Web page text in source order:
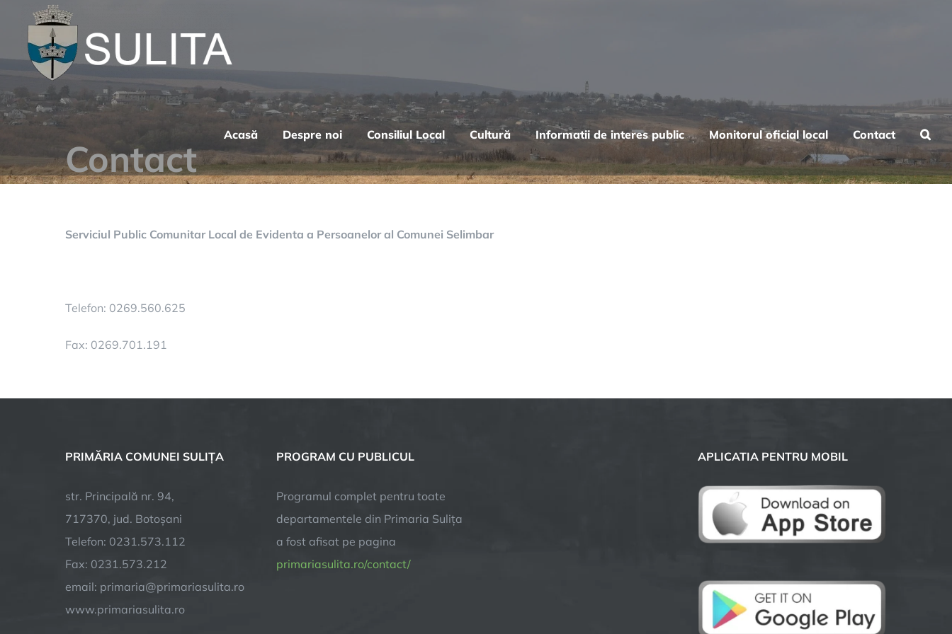
content
Acasă Despre noi Consiliul Local Cultură Informatii de interes public Monitorul oficial local Contact
Contact
Serviciul Public Comunitar Local de Evidenta a Persoanelor al Comunei Selimbar
Telefon: 0269.560.625
Fax: 0269.701.191
PRIMĂRIA COMUNEI SULIȚA
str. Principală nr. 94,
717370, jud. Botoșani
Telefon: 0231.573.112
Fax: 0231.573.212
email: primaria@primariasulita.ro
www.primariasulita.ro
PROGRAM CU PUBLICUL
Programul complet pentru toate
departamentele din Primaria Sulița
a fost afisat pe pagina
primariasulita.ro/contact/
APLICATIA PENTRU MOBIL